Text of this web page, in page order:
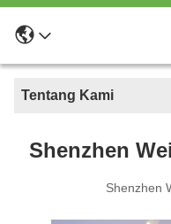
Tentang Kami
Shenzhen
Shenzhen